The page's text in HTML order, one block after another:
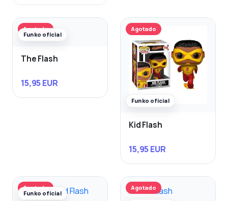
Agotado
Funko oficial
The Flash
15,95 EUR
Agotado
Funko oficial
Kid Flash
15,95 EUR
Agotado
Funko oficial
Agotado